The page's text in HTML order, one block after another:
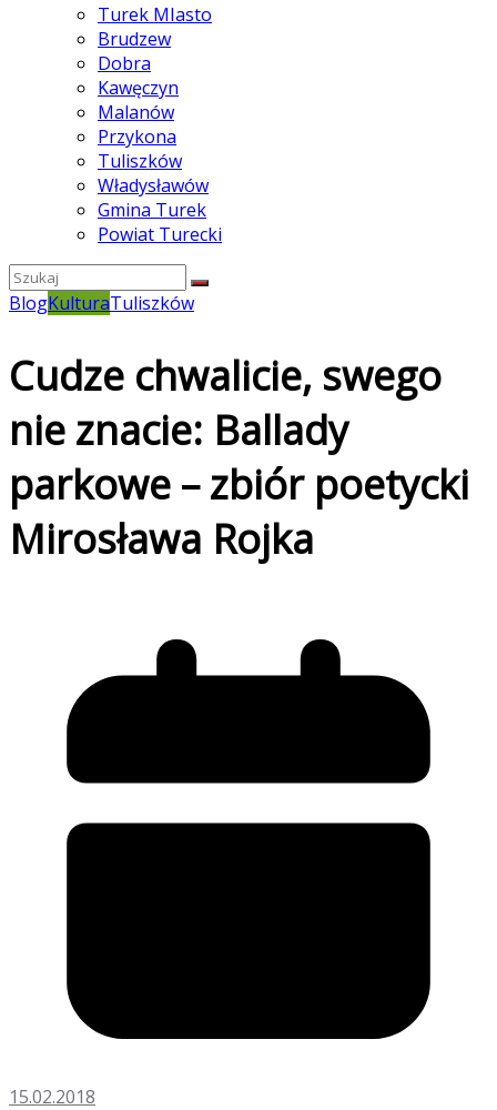
Turek MIasto
Brudzew
Dobra
Kawęczyn
Malanów
Przykona
Tuliszków
Władysławów
Gmina Turek
Powiat Turecki
BlogKulturaTuliszków
Cudze chwalicie, swego
nie znacie: Ballady
parkowe – zbiór poetycki
Mirosława Rojka
15.02.2018